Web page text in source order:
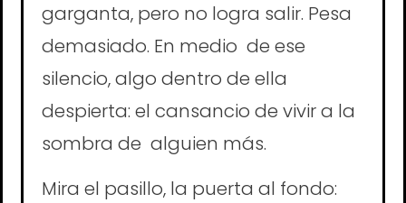
garganta, pero no logra salir. Pesa
demasiado. En medio de ese
silencio, algo dentro de ella
despierta: el cansancio de vivir a la
sombra de alguien más.
Mira el pasillo, la puerta al fondo: